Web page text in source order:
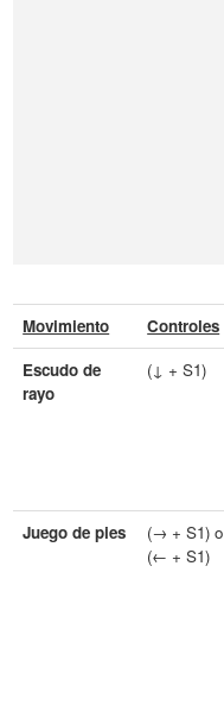
Movimiento Controles
Escudo de
rayo
(↓ + S1)
Juego de pies
(→ + S1) o
(← + S1)